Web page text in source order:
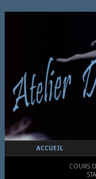
ACCUEIL
COURS